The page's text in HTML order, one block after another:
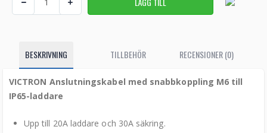
BESKRIVNING TILLBEHÖR RECENSIONER (0)
VICTRON Anslutningskabel med snabbkoppling M6 till
IP65-laddare
Upp till 20A laddare och 30A säkring.